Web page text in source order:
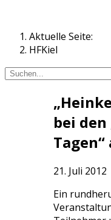
Aktuelle Seite:
HFKiel
bei
Tagen“
21. Juli 2012
Ein